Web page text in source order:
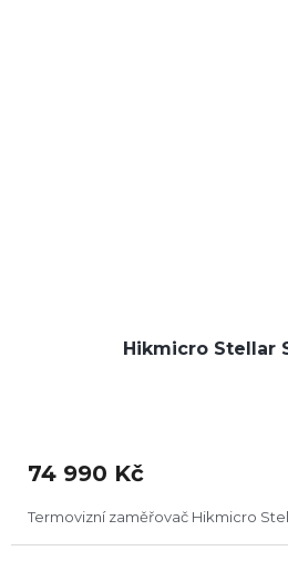
Hikmicro Stellar
74 990 Kč
Termovizní zaměřovač Hikmicro